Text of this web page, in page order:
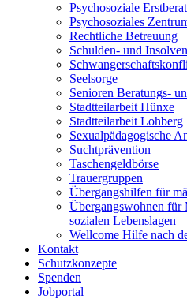
Psychosoziale
Psychosoziales
Rechtliche Betreuung
Schulden- und
Seelsorge
Senioren Beratungs-
Stadtteilarbeit Hünxe
Stadtteilarbeit Lohberg
Sexualpädagogische
Suchtprävention
Taschengeldbörse
Trauergruppen
Übergangshilfen für
Übergangswohnen für
sozialen Lebenslagen
Wellcome Hilfe nach
Kontakt
Schutzkonzepte
Spenden
Jobportal